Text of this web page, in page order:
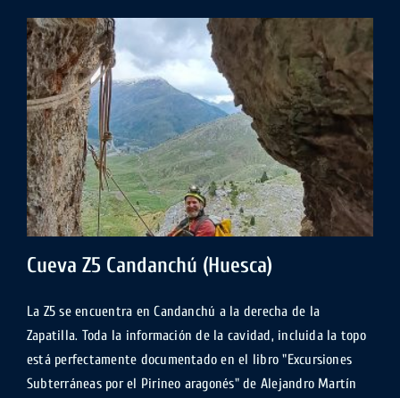
Cueva Z5 Candanchú (Huesca)
La Z5 se encuentra en Candanchú a la derecha de la
Zapatilla. Toda la información de la cavidad, incluida la topo
está perfectamente documentado en el libro "Excursiones
Subterráneas por el Pirineo aragonés" de Alejandro Martín